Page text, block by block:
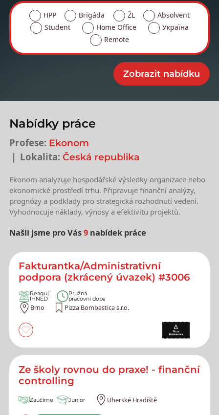
HPP Brigáda ŽL
Absolvent
Student
Home Office
Україна
Remote
Nabídky práce
Profese: Ekonom
Lokalita: Česká republika
Ekonom analyzuje hospodářské výsledky organizace nebo
ekonomické prostředí trhu. Připravuje finanční analýzy,
prognózy a podklady pro strategická rozhodnutí vedení.
Vyhodnocuje náklady, výnosy a efektivitu projektů.
Našli jsme pro Vás9 nabídek práce
Nejnovější nabídky práce
Fakturantka/Administrativní
podpora (zkrácený úvazek) #3006
Reaguj
IHNED
Pružná
pracovní doba
Brno Pizza Bombastica s.r.o.
Ze školy rovnou do praxe! - finanční
controlling
Zaučíme Junior Uherské Hradiště